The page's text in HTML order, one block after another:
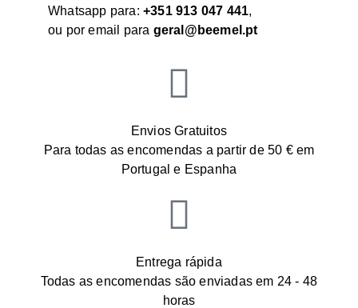
Whatsapp para: +351 913 047 441,
ou por email para geral@beemel.pt
Envios Gratuitos
Para todas as encomendas a partir de 50 € em
Portugal e Espanha
Entrega rápida
Todas as encomendas são enviadas em 24 - 48
horas